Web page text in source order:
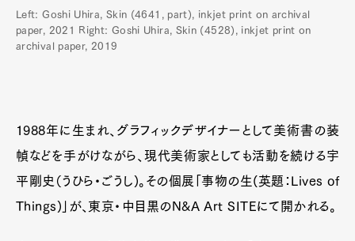
Left: Goshi Uhira, Skin (4641, part), inkjet print on archival
paper, 2021 Right: Goshi Uhira, Skin (4528), inkjet print on
archival paper, 2019
1988年に生まれ、グラフィックデザイナーとして美術書の装
幀などを手がけながら、現代美術家としても活動を続ける宇
平剛史（うひら・ごうし)。その個展「事物の生(英題：Lives of
Things)」が、東京・中目黒のN&A Art SITEにて開かれる。